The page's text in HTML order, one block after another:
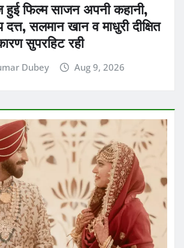
हुई फिल्म साजन अपनी कहानी,
सलमान खान व माधुरी दीक्षित
सुपरहिट रही
Dubey Aug 9, 2026